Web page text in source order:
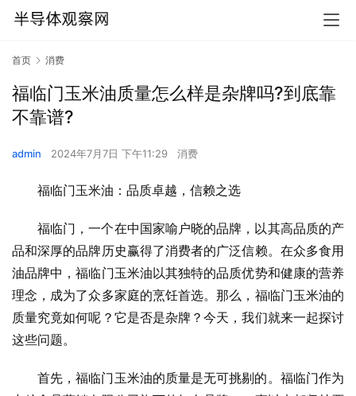
首页 消费
福临门玉米油质量怎么样是杂牌吗?到底靠
不靠谱?
admin 2024年7月7日 下午11:29 消费
福临门玉米油：品质卓越，信赖之选
福临门，一个在中国家喻户晓的品牌，以其高品质的产
品和深厚的品牌历史赢得了消费者的广泛信赖。在众多食用
油品牌中，福临门玉米油以其独特的品质优势和健康的营养
理念，成为了众多家庭的烹饪首选。那么，福临门玉米油的
质量究竟如何呢？它是否是杂牌？今天，我们就来一起探讨
这些问题。
首先，福临门玉米油的质量是无可挑剔的。福临门作为